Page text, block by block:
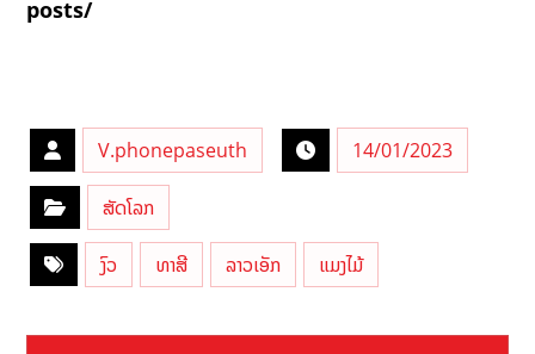
posts/
V.phonepaseuth 14/01/2023
ສັດໂລກ
ງົວ ທາສີ ລາວເອັກ ແມງໄມ້